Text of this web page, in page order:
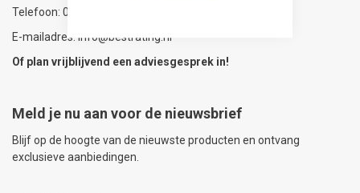
Telefoon: 0592-315108
E-mailadres: info@bestrating.nl
Of plan vrijblijvend een adviesgesprek in!
Meld je nu aan voor de nieuwsbrief
Blijf op de hoogte van de nieuwste producten en ontvang
exclusieve aanbiedingen.